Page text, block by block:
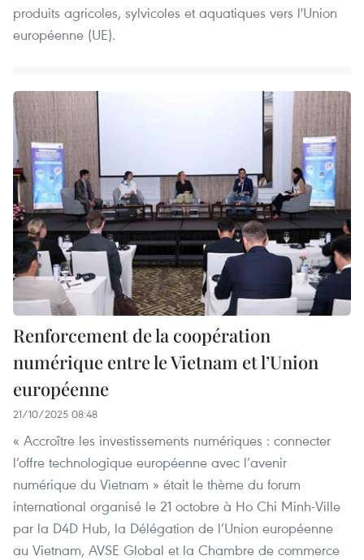
produits agricoles, sylvicoles et aquatiques vers l'Union
européenne (UE).
Renforcement de la coopération
numérique entre le Vietnam et l’Union
européenne
21/10/2025 08:48
« Accroître les investissements numériques : connecter
l’offre technologique européenne avec l’avenir
numérique du Vietnam » était le thème du forum
international organisé le 21 octobre à Ho Chi Minh-Ville
par la D4D Hub, la Délégation de l’Union européenne
au Vietnam, AVSE Global et la Chambre de commerce